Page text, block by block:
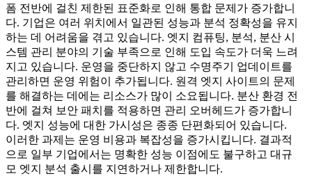
폼 전반에 걸친 제한된 표준화로 인해 통합 문제가 증가합니
다. 기업은 여러 위치에서 일관된 성능과 분석 정확성을 유지
하는 데 어려움을 겪고 있습니다. 엣지 컴퓨팅, 분석, 분산 시
스템 관리 분야의 기술 부족으로 인해 도입 속도가 더욱 느려
지고 있습니다. 운영을 중단하지 않고 수명주기 업데이트를
관리하면 운영 위험이 추가됩니다. 원격 엣지 사이트의 문제
를 해결하는 데에는 리소스가 많이 소요됩니다. 분산 환경 전
반에 걸쳐 보안 패치를 적용하면 관리 오버헤드가 증가합니
다. 엣지 성능에 대한 가시성은 종종 단편화되어 있습니다.
이러한 과제는 운영 비용과 복잡성을 증가시킵니다. 결과적
으로 일부 기업에서는 명확한 성능 이점에도 불구하고 대규
모 엣지 분석 출시를 지연하거나 제한합니다.